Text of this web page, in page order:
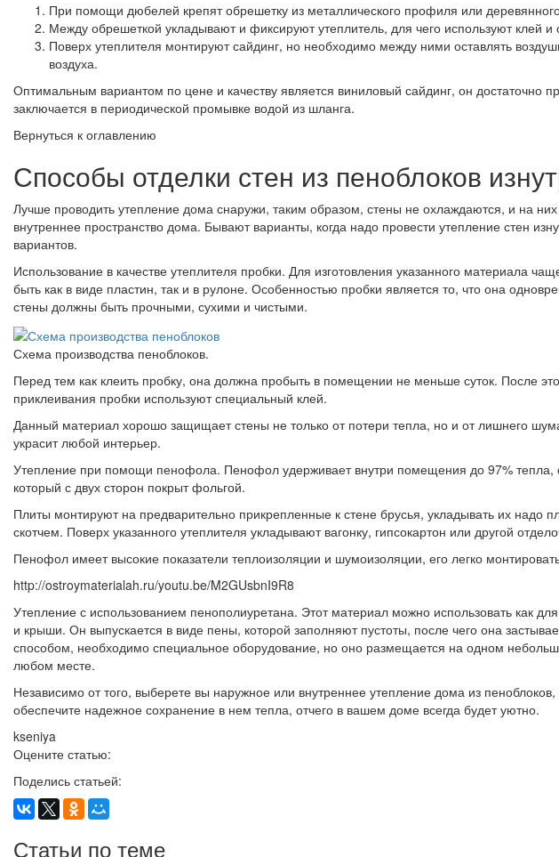
При помощи дюбелей крепят обрешетку из металлического профиля или
Между обрешеткой укладывают и фиксируют утеплитель, для чего используют клей
Поверх утеплителя монтируют сайдинг, но необходимо между ними оставлять
воздуха.
Оптимальным вариантом по цене и качеству является виниловый сайдинг, он достаточно
заключается в периодической промывке водой из шланга.
Вернуться к оглавлению
Способы отделки стен из пеноблоков
Лучше проводить утепление дома снаружи, таким образом, стены не охлаждаются, и на
внутреннее пространство дома. Бывают варианты, когда надо провести утепление стен
вариантов.
Использование в качестве утеплителя пробки. Для изготовления указанного материала
быть как в виде пластин, так и в рулоне. Особенностью пробки является то, что она
стены должны быть прочными, сухими и чистыми.
Схема производства пеноблоков.
Перед тем как клеить пробку, она должна пробыть в помещении не меньше суток. После
приклеивания пробки используют специальный клей.
Данный материал хорошо защищает стены не только от потери тепла, но и от лишнего
украсит любой интерьер.
Утепление при помощи пенофола. Пенофол удерживает внутри помещения до 97% тепла,
который с двух сторон покрыт фольгой.
Плиты монтируют на предварительно прикрепленные к стене брусья, укладывать их
скотчем. Поверх указанного утеплителя укладывают вагонку, гипсокартон или другой
Пенофол имеет высокие показатели теплоизоляции и шумоизоляции, его легко
http://ostroymaterialah.ru/youtu.be/M2GUsbnI9R8
Утепление с использованием пенополиуретана. Этот материал можно использовать как
и крыши. Он выпускается в виде пены, которой заполняют пустоты, после чего она
способом, необходимо специальное оборудование, но оно размещается на одном
любом месте.
Независимо от того, выберете вы наружное или внутреннее утепление дома из
обеспечите надежное сохранение в нем тепла, отчего в вашем доме всегда будет уютно.
kseniya
Оцените статью:
Поделись статьей:
Статьи по теме